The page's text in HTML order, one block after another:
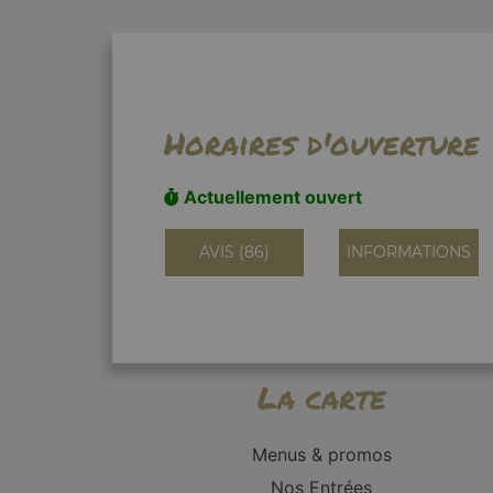
Horaires d'ouverture
Actuellement ouvert
AVIS (86) INFORMATIONS
La carte
Menus & promos
Nos Entrées